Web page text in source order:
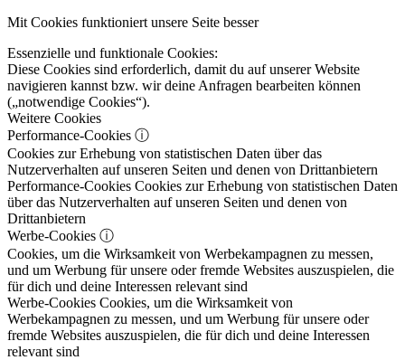
Mit Cookies funktioniert unsere Seite besser
Essenzielle und funktionale Cookies:
Diese Cookies sind erforderlich, damit du auf unserer Website
navigieren kannst bzw. wir deine Anfragen bearbeiten können
(„notwendige Cookies“).
Weitere Cookies
Performance-Cookies ⓘ
Cookies zur Erhebung von statistischen Daten über das
Nutzerverhalten auf unseren Seiten und denen von Drittanbietern
Performance-Cookies Cookies zur Erhebung von statistischen Daten
über das Nutzerverhalten auf unseren Seiten und denen von
Drittanbietern
Werbe-Cookies ⓘ
Cookies, um die Wirksamkeit von Werbekampagnen zu messen,
und um Werbung für unsere oder fremde Websites auszuspielen, die
für dich und deine Interessen relevant sind
Werbe-Cookies Cookies, um die Wirksamkeit von
Werbekampagnen zu messen, und um Werbung für unsere oder
fremde Websites auszuspielen, die für dich und deine Interessen
relevant sind